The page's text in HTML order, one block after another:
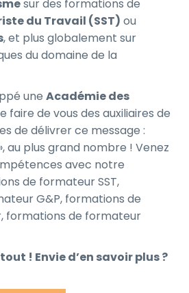
sur des formations de
du Travail (SST) ou
, et plus globalement sur
du domaine de la
une Académie des
faire de vous des auxiliaires de
de délivrer ce message :
au plus grand nombre ! Venez
avec notre
de formateur SST,
G&P, formations de
formations de formateur
! Envie d’en savoir plus ?